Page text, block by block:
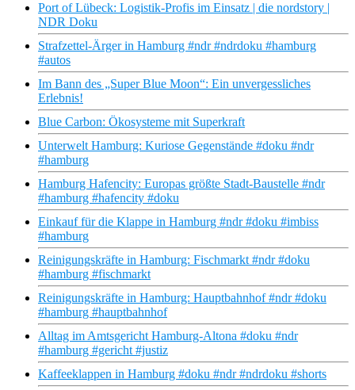
Port of Lübeck: Logistik-Profis im Einsatz | die nordstory |
NDR Doku
Strafzettel-Ärger in Hamburg #ndr #ndrdoku #hamburg
#autos
Im Bann des „Super Blue Moon“: Ein unvergessliches
Erlebnis!
Blue Carbon: Ökosysteme mit Superkraft
Unterwelt Hamburg: Kuriose Gegenstände #doku #ndr
#hamburg
Hamburg Hafencity: Europas größte Stadt-Baustelle #ndr
#hamburg #hafencity #doku
Einkauf für die Klappe in Hamburg #ndr #doku #imbiss
#hamburg
Reinigungskräfte in Hamburg: Fischmarkt #ndr #doku
#hamburg #fischmarkt
Reinigungskräfte in Hamburg: Hauptbahnhof #ndr #doku
#hamburg #hauptbahnhof
Alltag im Amtsgericht Hamburg-Altona #doku #ndr
#hamburg #gericht #justiz
Kaffeeklappen in Hamburg #doku #ndr #ndrdoku #shorts